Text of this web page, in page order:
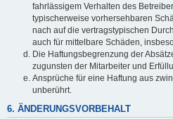
fahrlässigem Verhalten des
typischerweise vorhersehbaren
nach auf die vertragstypischen
auch für mittelbare Schäden,
Die Haftungsbegrenzung der
zugunsten der Mitarbeiter und
Ansprüche für eine Haftung aus
unberührt.
6. ÄNDERUNGSVORBEHALT